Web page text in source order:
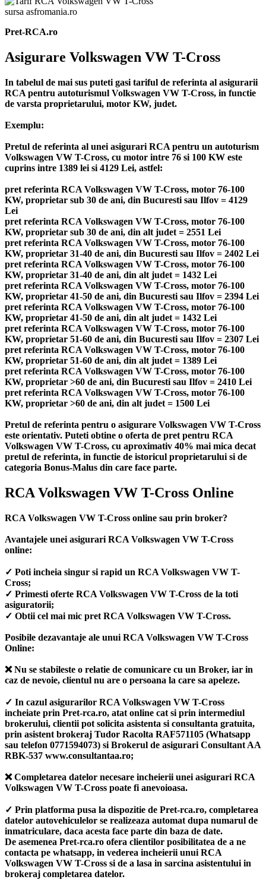
sursa asfromania.ro
Pret-RCA.ro
Asigurare Volkswagen VW T-Cross
In tabelul de mai sus puteti gasi tariful de referinta al asigurarii
RCA pentru autoturismul Volkswagen VW T-Cross, in functie
de varsta proprietarului, motor KW, judet.
Exemplu:
Pretul de referinta al unei asigurari RCA pentru un autoturism
Volkswagen VW T-Cross, cu motor intre 76 si 100 KW este
cuprins intre 1389 lei si 4129 Lei, astfel:
pret referinta RCA Volkswagen VW T-Cross, motor 76-100
KW, proprietar sub 30 de ani, din Bucuresti sau Ilfov = 4129
Lei
pret referinta RCA Volkswagen VW T-Cross, motor 76-100
KW, proprietar sub 30 de ani, din alt judet = 2551 Lei
pret referinta RCA Volkswagen VW T-Cross, motor 76-100
KW, proprietar 31-40 de ani, din Bucuresti sau Ilfov = 2402 Lei
pret referinta RCA Volkswagen VW T-Cross, motor 76-100
KW, proprietar 31-40 de ani, din alt judet = 1432 Lei
pret referinta RCA Volkswagen VW T-Cross, motor 76-100
KW, proprietar 41-50 de ani, din Bucuresti sau Ilfov = 2394 Lei
pret referinta RCA Volkswagen VW T-Cross, motor 76-100
KW, proprietar 41-50 de ani, din alt judet = 1432 Lei
pret referinta RCA Volkswagen VW T-Cross, motor 76-100
KW, proprietar 51-60 de ani, din Bucuresti sau Ilfov = 2307 Lei
pret referinta RCA Volkswagen VW T-Cross, motor 76-100
KW, proprietar 51-60 de ani, din alt judet = 1389 Lei
pret referinta RCA Volkswagen VW T-Cross, motor 76-100
KW, proprietar >60 de ani, din Bucuresti sau Ilfov = 2410 Lei
pret referinta RCA Volkswagen VW T-Cross, motor 76-100
KW, proprietar >60 de ani, din alt judet = 1500 Lei
Pretul de referinta pentru o asigurare Volkswagen VW T-Cross
este orientativ. Puteti obtine o oferta de pret pentru RCA
Volkswagen VW T-Cross, cu aproximativ 40% mai mica decat
pretul de referinta, in functie de istoricul proprietarului si de
categoria Bonus-Malus din care face parte.
RCA Volkswagen VW T-Cross Online
RCA Volkswagen VW T-Cross online sau prin broker?
Avantajele unei asigurari RCA Volkswagen VW T-Cross
online:
✓ Poti incheia singur si rapid un RCA Volkswagen VW T-
Cross;
✓ Primesti oferte RCA Volkswagen VW T-Cross de la toti
asiguratorii;
✓ Obtii cel mai mic pret RCA Volkswagen VW T-Cross.
Posibile dezavantaje ale unui RCA Volkswagen VW T-Cross
Online:
❌ Nu se stabileste o relatie de comunicare cu un Broker, iar in
caz de nevoie, clientul nu are o persoana la care sa apeleze.
✓ In cazul asigurarilor RCA Volkswagen VW T-Cross
incheiate prin Pret-rca.ro, atat online cat si prin intermediul
brokerului, clientii pot solicita asistenta si consultanta gratuita,
prin asistent brokeraj Tudor Racolta RAF571105 (Whatsapp
sau telefon 0771594073) si Brokerul de asigurari Consultant AA
RBK-537 www.consultantaa.ro;
❌ Completarea datelor necesare incheierii unei asigurari RCA
Volkswagen VW T-Cross poate fi anevoioasa.
✓ Prin platforma pusa la dispozitie de Pret-rca.ro, completarea
datelor autovehiculelor se realizeaza automat dupa numarul de
inmatriculare, daca acesta face parte din baza de date.
De asemenea Pret-rca.ro ofera clientilor posibilitatea de a ne
contacta pe whatsapp, in vederea incheierii unui RCA
Volkswagen VW T-Cross si de a lasa in sarcina asistentului in
brokeraj completarea datelor.